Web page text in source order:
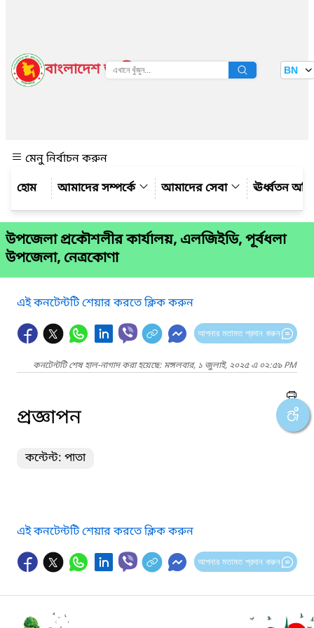
বাংলাদেশ জাতীয় তথ্য বাতায়ন BN
মেনু নির্বাচন করুন
আমাদের সম্পর্কে
আমাদের সেবা ঊর্ধ্বতন
উপজেলা প্রকৌশলীর কার্যালয়, এলজিইডি, পূর্বধলা
উপজেলা, নেত্রকোণা
এই কনটেন্টটি শেয়ার করতে ক্লিক করুন
আপনার মতামত প্রদান করুন
কনটেন্টটি শেষ হাল-নাগাদ করা হয়েছে: মঙ্গলবার, ১ জুলাই, ২০২৫ এ ০২:৫৯ PM
প্রজ্ঞাপন
কন্টেন্ট: পাতা
এই কনটেন্টটি শেয়ার করতে ক্লিক করুন
আপনার মতামত প্রদান করুন